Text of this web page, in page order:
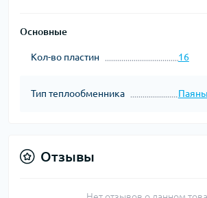
Основные
Кол-во пластин 16
Тип теплообменника
Отзывы